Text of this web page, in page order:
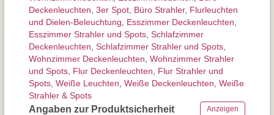
Deckenleuchten 3er Spot Büro Strahler, Flurleuchten
und Dielen-Beleuchtung
Esszimmer Deckenleuchten
Esszimmer Strahler und Spots Schlafzimmer
Deckenleuchten Schlafzimmer Strahler und Spots
Wohnzimmer Deckenleuchten Wohnzimmer Strahler
und Spots Flur Deckenleuchten
Flur Strahler und
Spots Weiße Leuchten Weiße Deckenleuchten Weiße
Strahler & Spots
Angaben zur Produktsicherheit Anzeigen